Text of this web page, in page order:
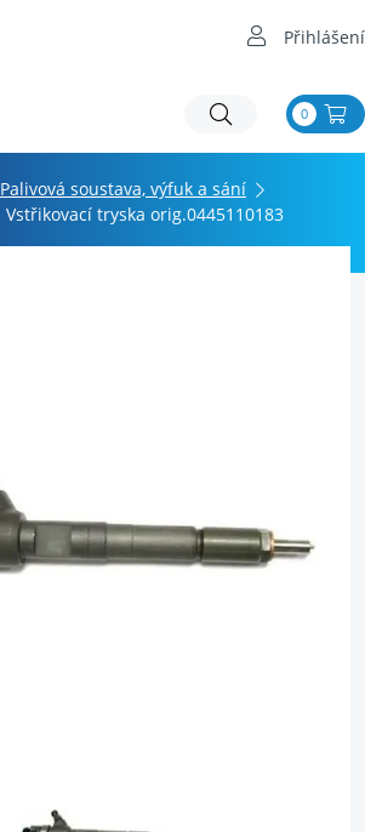
Přihlášení
0
Palivová soustava, výfuk a sání
Vstřikovací tryska orig.0445110183